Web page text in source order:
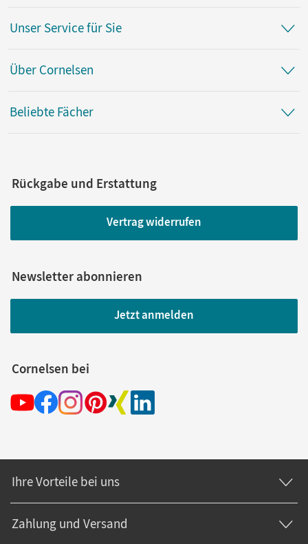
Unser Service für Sie
Über Cornelsen
Beliebte Fächer
Rückgabe und Erstattung
Vertrag widerrufen
Newsletter abonnieren
Jetzt anmelden
Cornelsen bei
Ihre Vorteile bei uns
Zahlung und Versand